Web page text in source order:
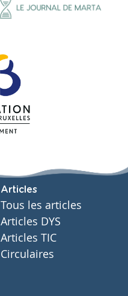
Articles
Tous les articles
Articles DYS
Articles TIC
Circulaires